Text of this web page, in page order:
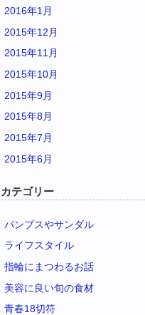
2016年1月
2015年12月
2015年11月
2015年10月
2015年9月
2015年8月
2015年7月
2015年6月
カテゴリー
パンプスやサンダル
ライフスタイル
指輪にまつわるお話
美容に良い旬の食材
青春18切符